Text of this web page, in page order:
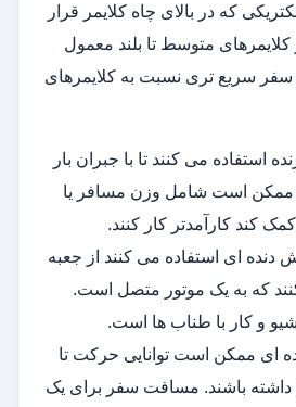
که در بالای چاه کلایمر قرار
کلایمرهای متوسط ​​تا بلند معمول
سفر سریع تری نسبت به کلایمرهای
استفاده می کنند تا با جبران بار
ممکن است شامل وزن مسافر یا
کند کارآمدتر کار کنند.
دنده ای استفاده می کنند از جعبه
که به یک موتور متصل است.
و کار با طناب ها است.
ای ممکن است توانایی حرکت تا
را داشته باشند. مسافت سفر برای یک